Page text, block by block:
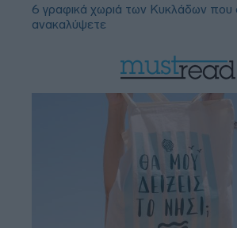
6 γραφικά χωριά των Κυκλάδων που
ανακαλύψετε